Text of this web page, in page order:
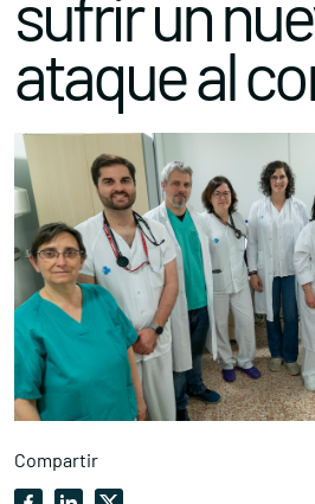
ataque al
Compartir